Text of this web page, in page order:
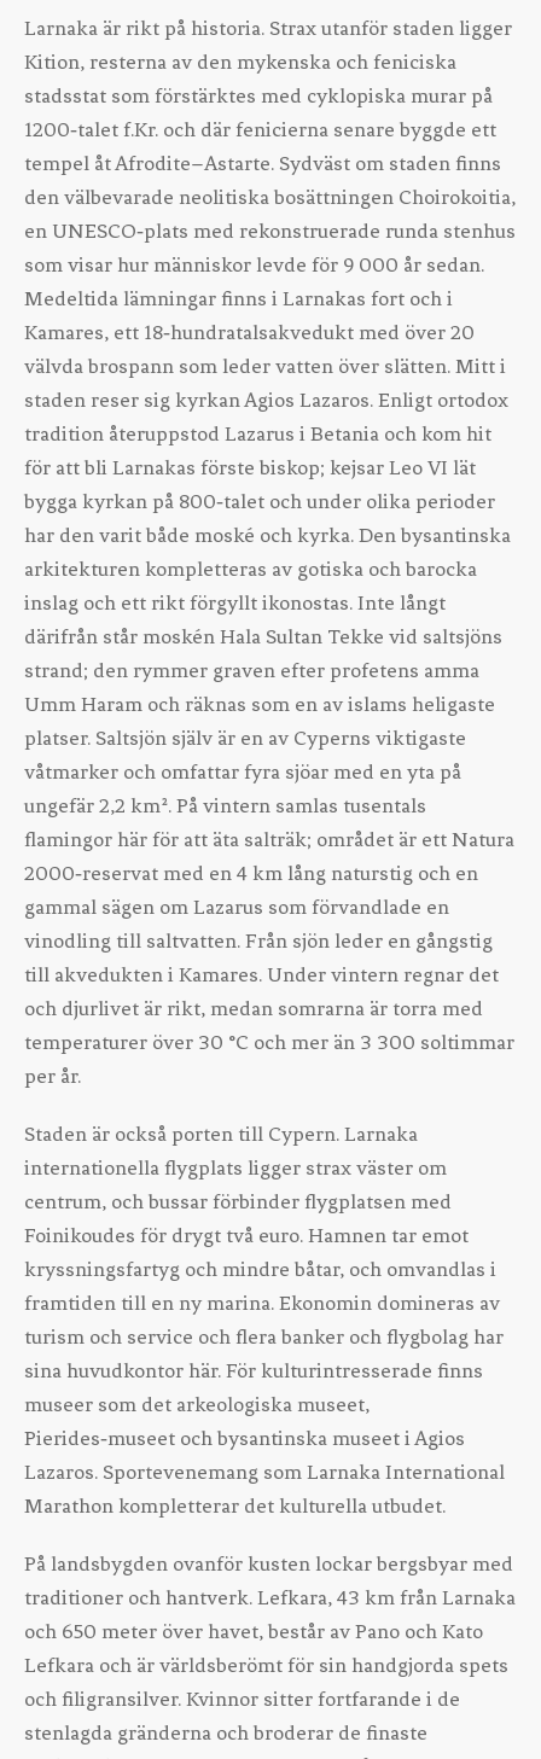
Larnaka är rikt på historia. Strax utanför staden ligger
Kition, resterna av den mykenska och feniciska
stadsstat som förstärktes med cyklopiska murar på
1200‑talet f.Kr. och där fenicierna senare byggde ett
tempel åt Afrodite–Astarte. Sydväst om staden finns
den välbevarade neolitiska bosättningen Choirokoitia,
en UNESCO‑plats med rekonstruerade runda stenhus
som visar hur människor levde för 9 000 år sedan.
Medeltida lämningar finns i Larnakas fort och i
Kamares, ett 18‑hundratalsakvedukt med över 20
välvda brospann som leder vatten över slätten. Mitt i
staden reser sig kyrkan Agios Lazaros. Enligt ortodox
tradition återuppstod Lazarus i Betania och kom hit
för att bli Larnakas förste biskop; kejsar Leo VI lät
bygga kyrkan på 800‑talet och under olika perioder
har den varit både moské och kyrka. Den bysantinska
arkitekturen kompletteras av gotiska och barocka
inslag och ett rikt förgyllt ikonostas. Inte långt
därifrån står moskén Hala Sultan Tekke vid saltsjöns
strand; den rymmer graven efter profetens amma
Umm Haram och räknas som en av islams heligaste
platser. Saltsjön själv är en av Cyperns viktigaste
våtmarker och omfattar fyra sjöar med en yta på
ungefär 2,2 km². På vintern samlas tusentals
flamingor här för att äta salträk; området är ett Natura
2000‑reservat med en 4 km lång naturstig och en
gammal sägen om Lazarus som förvandlade en
vinodling till saltvatten. Från sjön leder en gångstig
till akvedukten i Kamares. Under vintern regnar det
och djurlivet är rikt, medan somrarna är torra med
temperaturer över 30 °C och mer än 3 300 soltimmar
per år.
Staden är också porten till Cypern. Larnaka
internationella flygplats ligger strax väster om
centrum, och bussar förbinder flygplatsen med
Foinikoudes för drygt två euro. Hamnen tar emot
kryssningsfartyg och mindre båtar, och omvandlas i
framtiden till en ny marina. Ekonomin domineras av
turism och service och flera banker och flygbolag har
sina huvudkontor här. För kulturintresserade finns
museer som det arkeologiska museet,
Pierides‑museet och bysantinska museet i Agios
Lazaros. Sportevenemang som Larnaka International
Marathon kompletterar det kulturella utbudet.
På landsbygden ovanför kusten lockar bergsbyar med
traditioner och hantverk. Lefkara, 43 km från Larnaka
och 650 meter över havet, består av Pano och Kato
Lefkara och är världsberömt för sin handgjorda spets
och filigransilver. Kvinnor sitter fortfarande i de
stenlagda gränderna och broderar de finaste